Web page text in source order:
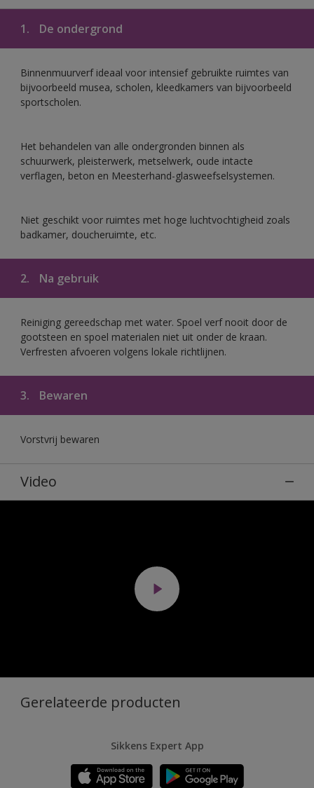
1. De ondergrond
Binnenmuurverf ideaal voor intensief gebruikte ruimtes van
bijvoorbeeld musea, scholen, kleedkamers van bijvoorbeeld
sportscholen.
Het behandelen van alle ondergronden binnen als
schuurwerk, pleisterwerk, metselwerk, oude intacte
verflagen, beton en Meesterhand-glasweefselsystemen.
Niet geschikt voor ruimtes met hoge luchtvochtigheid zoals
badkamer, doucheruimte, etc.
2. Na gebruik
Reiniging gereedschap met water. Spoel verf nooit door de
gootsteen en spoel materialen niet uit onder de kraan.
Verfresten afvoeren volgens lokale richtlijnen.
3. Bewaren
Vorstvrij bewaren
Video
Gerelateerde producten
Sikkens Expert App